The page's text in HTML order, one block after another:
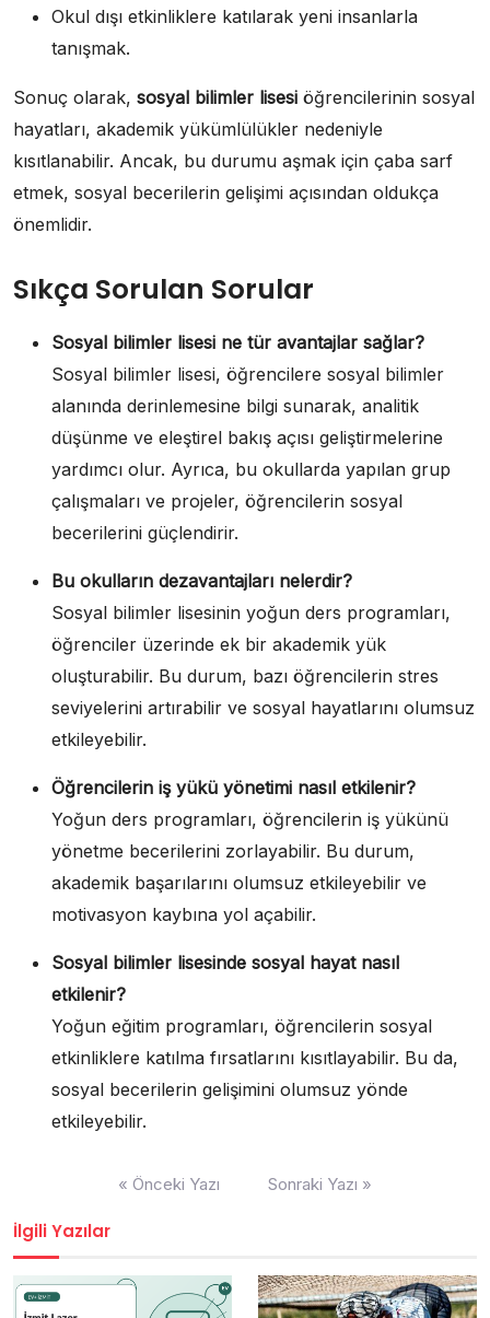
Okul dışı etkinliklere katılarak yeni insanlarla
tanışmak.
Sonuç olarak, sosyal bilimler lisesi öğrencilerinin sosyal
hayatları, akademik yükümlülükler nedeniyle
kısıtlanabilir. Ancak, bu durumu aşmak için çaba sarf
etmek, sosyal becerilerin gelişimi açısından oldukça
önemlidir.
Sıkça Sorulan Sorular
Sosyal bilimler lisesi ne tür avantajlar sağlar?
Sosyal bilimler lisesi, öğrencilere sosyal bilimler
alanında derinlemesine bilgi sunarak, analitik
düşünme ve eleştirel bakış açısı geliştirmelerine
yardımcı olur. Ayrıca, bu okullarda yapılan grup
çalışmaları ve projeler, öğrencilerin sosyal
becerilerini güçlendirir.
Bu okulların dezavantajları nelerdir?
Sosyal bilimler lisesinin yoğun ders programları,
öğrenciler üzerinde ek bir akademik yük
oluşturabilir. Bu durum, bazı öğrencilerin stres
seviyelerini artırabilir ve sosyal hayatlarını olumsuz
etkileyebilir.
Öğrencilerin iş yükü yönetimi nasıl etkilenir?
Yoğun ders programları, öğrencilerin iş yükünü
yönetme becerilerini zorlayabilir. Bu durum,
akademik başarılarını olumsuz etkileyebilir ve
motivasyon kaybına yol açabilir.
Sosyal bilimler lisesinde sosyal hayat nasıl
etkilenir?
Yoğun eğitim programları, öğrencilerin sosyal
etkinliklere katılma fırsatlarını kısıtlayabilir. Bu da,
sosyal becerilerin gelişimini olumsuz yönde
etkileyebilir.
« Önceki Yazı Sonraki Yazı »
İlgili Yazılar